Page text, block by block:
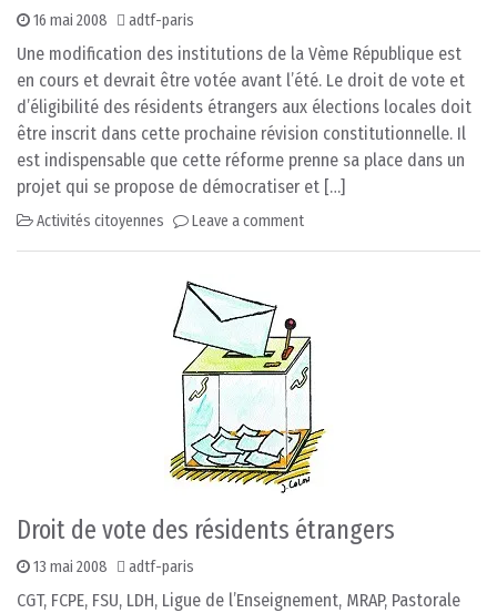
16 mai 2008 adtf-paris
Une modification des institutions de la Vème République est
en cours et devrait être votée avant l’été. Le droit de vote et
d’éligibilité des résidents étrangers aux élections locales doit
être inscrit dans cette prochaine révision constitutionnelle. Il
est indispensable que cette réforme prenne sa place dans un
projet qui se propose de démocratiser et […]
Activités citoyennes Leave a comment
Droit de vote des résidents étrangers
13 mai 2008 adtf-paris
CGT, FCPE, FSU, LDH, Ligue de l’Enseignement, MRAP, Pastorale